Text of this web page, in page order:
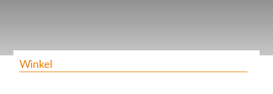
Winkel